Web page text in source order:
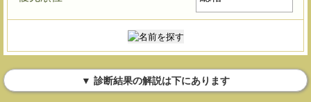
▼ 診断結果の解説は下にあります